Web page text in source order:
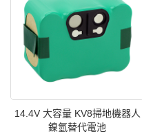
14.4V 大容量 KV8掃地機器人
鎳氫替代電池